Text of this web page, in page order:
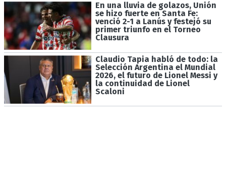
En una lluvia de golazos, Unión
se hizo fuerte en Santa Fe:
venció 2-1 a Lanús y festejó su
primer triunfo en el Torneo
Clausura
Claudio Tapia habló de todo: la
Selección Argentina el Mundial
2026, el futuro de Lionel Messi y
la continuidad de Lionel
Scaloni